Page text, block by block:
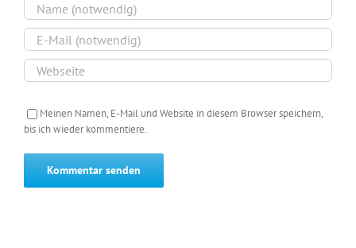
Meinen Namen, E-Mail und Website in diesem Browser speichern,
bis ich wieder kommentiere.